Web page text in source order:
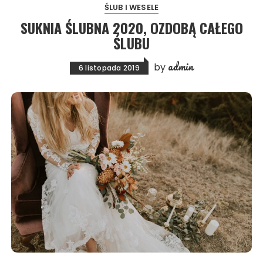
ŚLUB I WESELE
SUKNIA ŚLUBNA 2020, OZDOBĄ CAŁEGO
ŚLUBU
6 listopada 2019 by admin